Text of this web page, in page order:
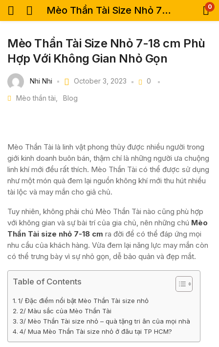
Mèo Thần Tài Size Nhỏ 7-18 cm Phù Hợp Với Không Gian Nhỏ Gọn 0
Mèo Thần Tài Size Nhỏ 7-18 cm Phù
Hợp Với Không Gian Nhỏ Gọn
Nhi Nhi October 3, 2023 0
Mèo thần tài Blog
Mèo Thần Tài là linh vật phong thủy được nhiều người trong
giới kinh doanh buôn bán, thậm chí là những người ưa chuộng
linh khí mới đều rất thích. Mèo Thần Tài có thể được sử dụng
như một món quà đem lại nguồn không khí mới thu hút nhiều
tài lộc và may mắn cho giả chủ.
Tuy nhiên, không phải chú Mèo Thần Tài nào cũng phù hợp
với không gian và sự bài trí của gia chủ, nên những chú Mèo
Thần Tài size nhỏ 7-18 cm ra đời để có thể đáp ứng mọi
nhu cầu của khách hàng. Vừa đem lại năng lực may mắn còn
có thể trưng bày vì sự nhỏ gọn, dễ bảo quản và đẹp mắt.
Table of Contents
1/ Đặc điểm nổi bật Mèo Thần Tài size nhỏ
2/ Màu sắc của Mèo Thần Tài
3/ Mèo Thần Tài size nhỏ – quà tặng tri ân của mọi nhà
4/ Mua Mèo Thần Tài size nhỏ ở đâu tại TP HCM?